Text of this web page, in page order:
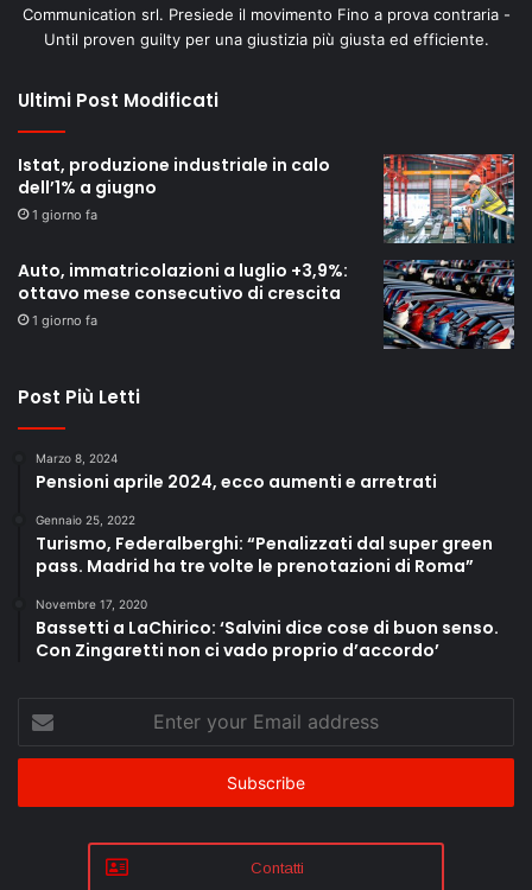
Communication srl. Presiede il movimento Fino a prova contraria -
Until proven guilty per una giustizia più giusta ed efficiente.
Ultimi Post Modificati
Istat, produzione industriale in calo
dell’1% a giugno
1 giorno fa
Auto, immatricolazioni a luglio +3,9%:
ottavo mese consecutivo di crescita
1 giorno fa
Post Più Letti
Marzo 8, 2024
Pensioni aprile 2024, ecco aumenti e arretrati
Gennaio 25, 2022
Turismo, Federalberghi: “Penalizzati dal super green
pass. Madrid ha tre volte le prenotazioni di Roma”
Novembre 17, 2020
Bassetti a LaChirico: ‘Salvini dice cose di buon senso.
Con Zingaretti non ci vado proprio d’accordo’
your
Email
Contatti